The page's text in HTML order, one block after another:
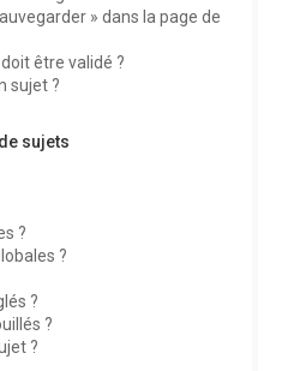
» dans la page de
être validé ?
sujet ?
sujets
?
?
?
?
?